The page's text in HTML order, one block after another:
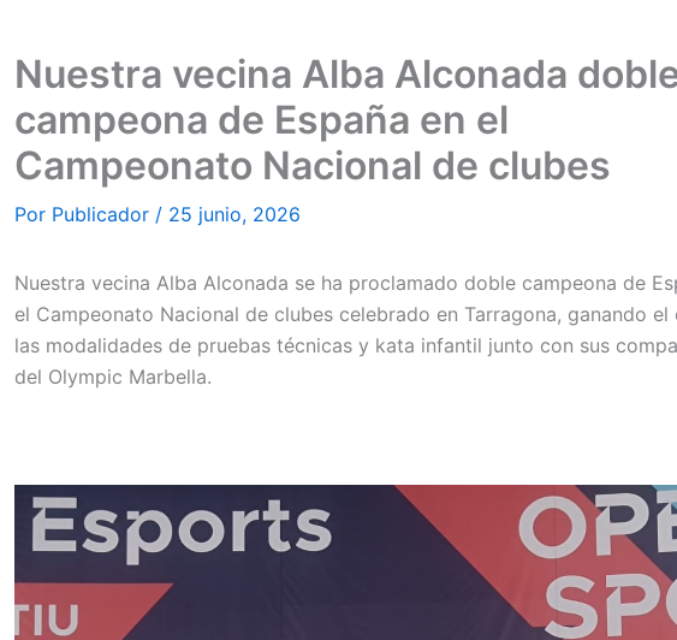
Nuestra vecina Alba Alconada
campeona de España en el
Campeonato Nacional de clubes
Por Publicador / 25 junio, 2026
Nuestra vecina Alba Alconada se ha proclamado doble campeona de
el Campeonato Nacional de clubes celebrado en Tarragona, ganando el
las modalidades de pruebas técnicas y kata infantil junto con sus
del Olympic Marbella.